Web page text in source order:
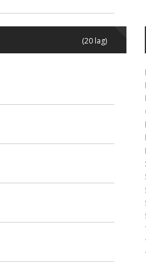
(20 lag)